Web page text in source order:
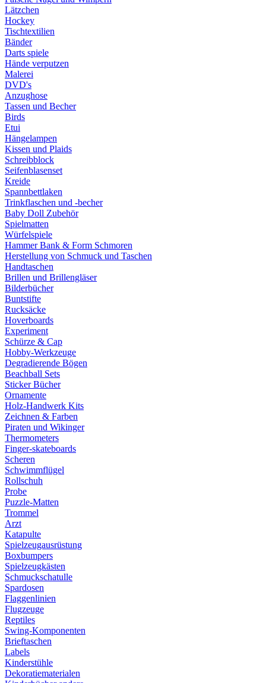
Lätzchen
Hockey
Tischtextilien
Bänder
Darts spiele
Hände verputzen
Malerei
DVD's
Anzughose
Tassen und Becher
Birds
Etui
Hängelampen
Kissen und Plaids
Schreibblock
Seifenblasenset
Kreide
Spannbettlaken
Trinkflaschen und -becher
Baby Doll Zubehör
Spielmatten
Würfelspiele
Hammer Bank & Form Schmoren
Herstellung von Schmuck und Taschen
Handtaschen
Brillen und Brillengläser
Bilderbücher
Buntstifte
Rucksäcke
Hoverboards
Experiment
Schürze & Cap
Hobby-Werkzeuge
Degradierende Bögen
Beachball Sets
Sticker Bücher
Ornamente
Holz-Handwerk Kits
Zeichnen & Farben
Piraten und Wikinger
Thermometers
Finger-skateboards
Scheren
Schwimmflügel
Rollschuh
Probe
Puzzle-Matten
Trommel
Arzt
Katapulte
Spielzeugausrüstung
Boxbumpers
Spielzeugkästen
Schmuckschatulle
Spardosen
Flaggenlinien
Flugzeuge
Reptiles
Swing-Komponenten
Brieftaschen
Labels
Kinderstühle
Dekoratiematerialen